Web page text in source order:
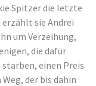
Spitzer die letzte
sie Andrei
um Verzeihung,
die dafür
einen Preis
der bis dahin